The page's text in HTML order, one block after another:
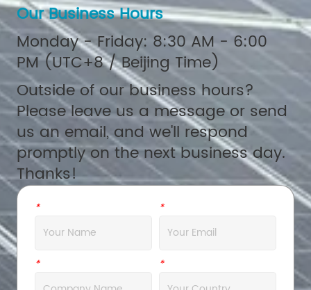
Our Business Hours
Monday - Friday: 8:30 AM - 6:00
PM (UTC+8 / Beijing Time)
Outside of our business hours?
Please leave us a message or send
us an email, and we'll respond
promptly on the next business day.
Thanks!
*Name *Email
*Company *Address